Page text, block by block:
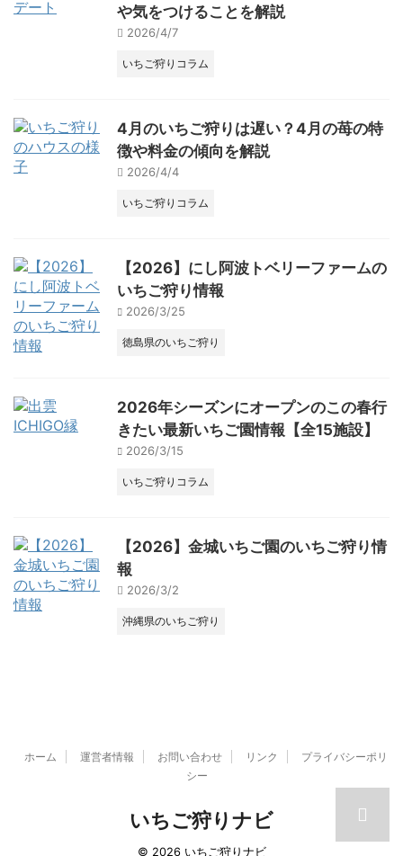
や気をつけることを解説
2026/4/7
いちご狩りコラム
4月のいちご狩りは遅い？4月の苺の特
徴や料金の傾向を解説
2026/4/4
いちご狩りコラム
【2026】にし阿波トベリーファームの
いちご狩り情報
2026/3/25
徳島県のいちご狩り
2026年シーズンにオープンのこの春行
きたい最新いちご園情報【全15施設】
2026/3/15
いちご狩りコラム
【2026】金城いちご園のいちご狩り情
報
2026/3/2
沖縄県のいちご狩り
ホーム 運営者情報 お問い合わせ リンク
プライバシーポリ
シー
いちご狩りナビ
© 2026 いちご狩りナビ